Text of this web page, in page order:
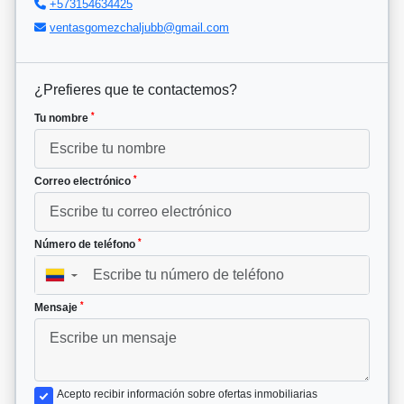
+573154634425
ventasgomezchaljubb@gmail.com
¿Prefieres que te contactemos?
Tu nombre *
Correo electrónico *
Número de teléfono *
▼
Mensaje *
Acepto recibir información sobre ofertas inmobiliarias